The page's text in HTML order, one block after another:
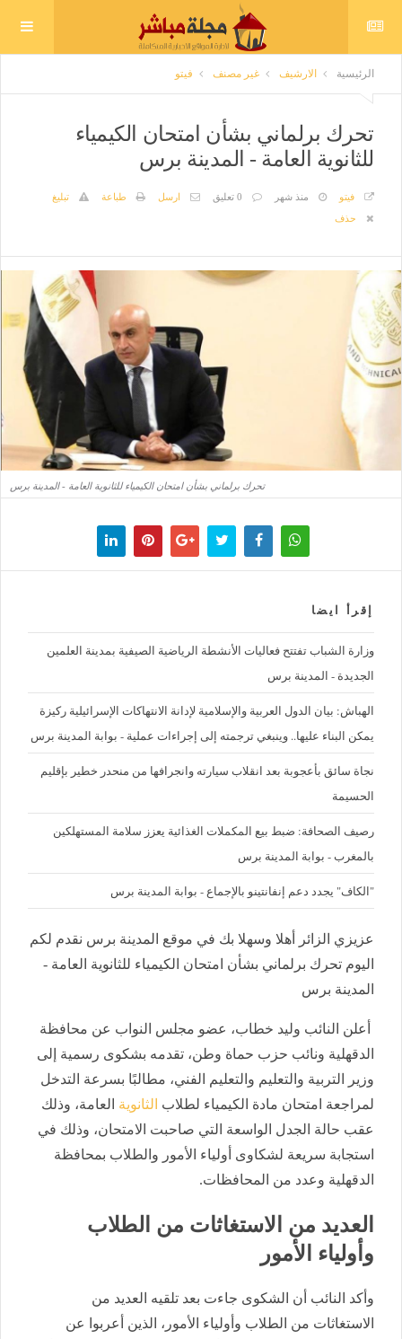
الرئيسية الارشيف غير مصنف فيتو
تحرك برلماني بشأن امتحان الكيمياء
للثانوية العامة - المدينة برس
فيتو منذ شهر 0 تعليق ارسل طباعة
تبليغ
حذف
تحرك برلماني بشأن امتحان الكيمياء للثانوية العامة - المدينة برس
إقرأ ايضا
وزارة الشباب تفتتح فعاليات الأنشطة الرياضية الصيفية بمدينة العلمين
الجديدة - المدينة برس
الهباش: بيان الدول العربية والإسلامية لإدانة الانتهاكات الإسرائيلية ركيزة
يمكن البناء عليها.. وينبغي ترجمته إلى إجراءات عملية - بوابة المدينة برس
نجاة سائق بأعجوبة بعد انقلاب سيارته وانجرافها من منحدر خطير بإقليم
الحسيمة
رصيف الصحافة: ضبط بيع المكملات الغذائية يعزز سلامة المستهلكين
بالمغرب - بوابة المدينة برس
"الكاف" يجدد دعم إنفانتينو بالإجماع - بوابة المدينة برس
عزيزي الزائر أهلا وسهلا بك في موقع المدينة برس نقدم لكم
اليوم تحرك برلماني بشأن امتحان الكيمياء للثانوية العامة -
المدينة برس
أعلن النائب وليد خطاب، عضو مجلس النواب عن محافظة
الدقهلية ونائب حزب حماة وطن، تقدمه بشكوى رسمية إلى
وزير التربية والتعليم والتعليم الفني، مطالبًا بسرعة التدخل
لمراجعة امتحان مادة الكيمياء لطلاب الثانوية العامة، وذلك
عقب حالة الجدل الواسعة التي صاحبت الامتحان، وذلك في
استجابة سريعة لشكاوى أولياء الأمور والطلاب بمحافظة
الدقهلية وعدد من المحافظات.
العديد من الاستغاثات من الطلاب
وأولياء الأمور
وأكد النائب أن الشكوى جاءت بعد تلقيه العديد من
الاستغاثات من الطلاب وأولياء الأمور، الذين أعربوا عن